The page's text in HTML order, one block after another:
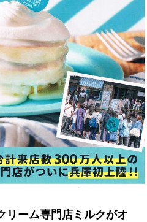
リーム専門店ミルクがオ